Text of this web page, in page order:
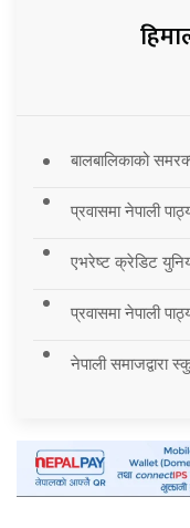
बालबालिकाको
प्रवासमा नेपाली
एभरेष्ट क्रेडिट
प्रवासमा नेपाली
नेपाली समाजद्वारा